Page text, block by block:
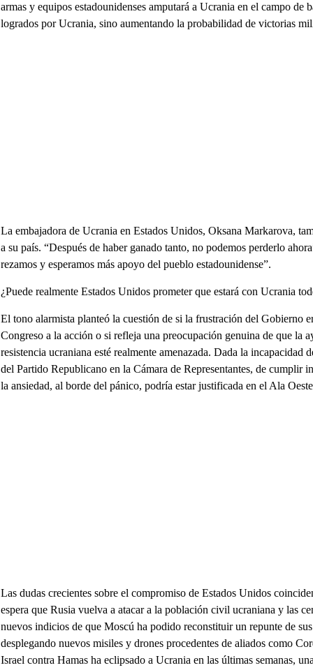
armas y equipos estadounidenses amputará a Ucrania en el campo
logrados por Ucrania, sino aumentando la probabilidad de victorias
La embajadora de Ucrania en Estados Unidos, Oksana Markarova,
a su país. “Después de haber ganado tanto, no podemos perderlo
rezamos y esperamos más apoyo del pueblo estadounidense”.
¿Puede realmente Estados Unidos prometer que estará con Ucrania
El tono alarmista planteó la cuestión de si la frustración del Gobierno
Congreso a la acción o si refleja una preocupación genuina de que la
resistencia ucraniana esté realmente amenazada. Dada la incapacidad
del Partido Republicano en la Cámara de Representantes, de cumplir
la ansiedad, al borde del pánico, podría estar justificada en el Ala
Las dudas crecientes sobre el compromiso de Estados Unidos
espera que Rusia vuelva a atacar a la población civil ucraniana y las
nuevos indicios de que Moscú ha podido reconstituir un repunte de
desplegando nuevos misiles y drones procedentes de aliados como
Israel contra Hamas ha eclipsado a Ucrania en las últimas semanas,